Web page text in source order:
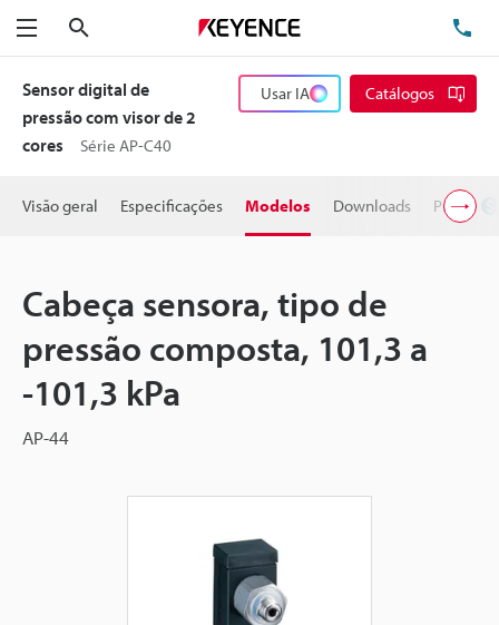
Menu
Sensor digital de
pressão com visor de 2
cores
Série AP-C40
Usar IA Catálogos
Visão geral Especificações Modelos Downloads Preço
Cabeça sensora, tipo de
pressão composta, 101,3 a
-101,3 kPa
AP-44